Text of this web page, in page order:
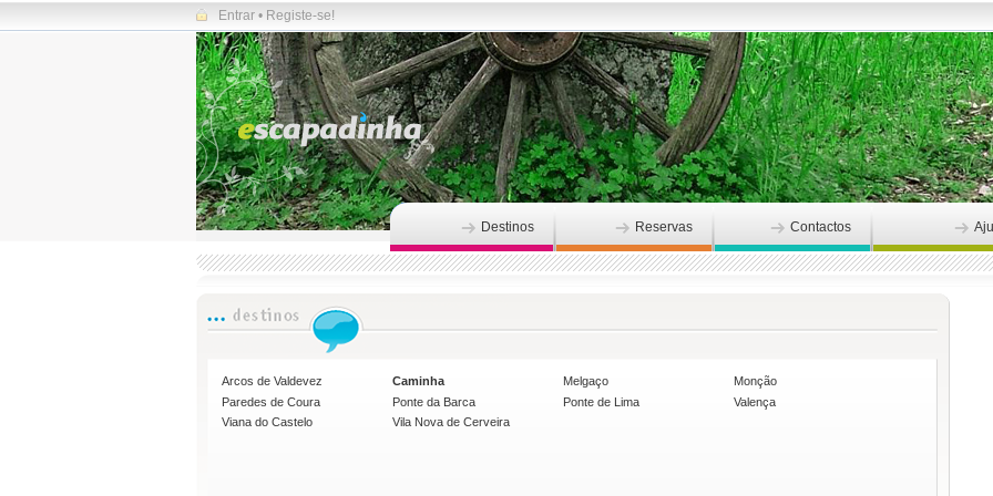
Entrar • Registe-se!
Destinos Reservas Contactos
Arcos de Valdevez Caminha Melgaço
Monção
Paredes de Coura
Ponte da Barca Ponte de Lima
Valença
Viana do Castelo
Vila Nova de Cerveira